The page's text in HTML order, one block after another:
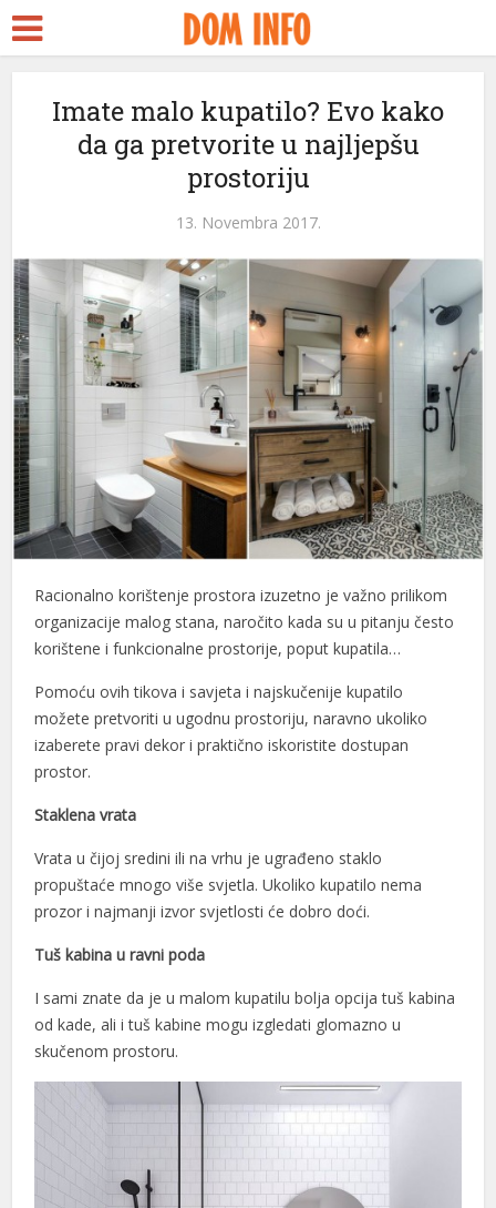
Imate malo kupatilo? Evo kako
da ga pretvorite u najljepšu
prostoriju
13. Novembra 2017.
Racionalno korištenje prostora izuzetno je važno prilikom
organizacije malog stana, naročito kada su u pitanju često
korištene i funkcionalne prostorije, poput kupatila…
Pomoću ovih tikova i savjeta i najskučenije kupatilo
možete pretvoriti u ugodnu prostoriju, naravno ukoliko
izaberete pravi dekor i praktično iskoristite dostupan
prostor.
Staklena vrata
Vrata u čijoj sredini ili na vrhu je ugrađeno staklo
propuštaće mnogo više svjetla. Ukoliko kupatilo nema
prozor i najmanji izvor svjetlosti će dobro doći.
Tuš kabina u ravni poda
I sami znate da je u malom kupatilu bolja opcija tuš kabina
od kade, ali i tuš kabine mogu izgledati glomazno u
skučenom prostoru.